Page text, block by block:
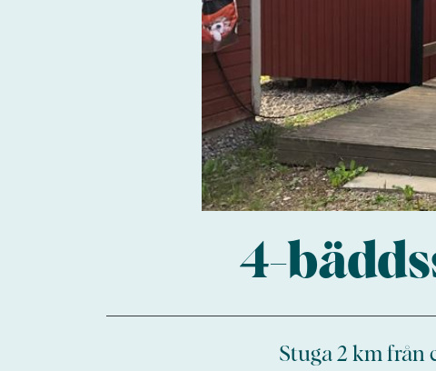
4-
Stuga 2 km från